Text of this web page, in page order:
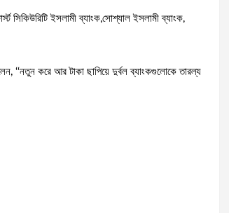
সিকিউরিটি ইসলামী ব্যাংক,সোশ্যাল ইসলামী ব্যাংক,
‘‘নতুন করে আর টাকা ছাপিয়ে দুর্বল ব্যাংকগুলোকে তারল্য